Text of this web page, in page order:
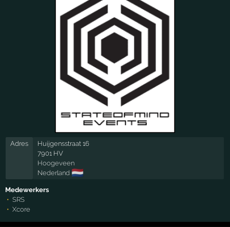
Adres
Huijgensstraat 16
7901 HV
Hoogeveen
Nederland 🇳🇱
Medewerkers
SRS
Xcore